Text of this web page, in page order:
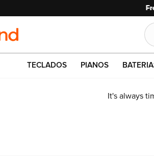
TECLADOS PIANOS
It's always